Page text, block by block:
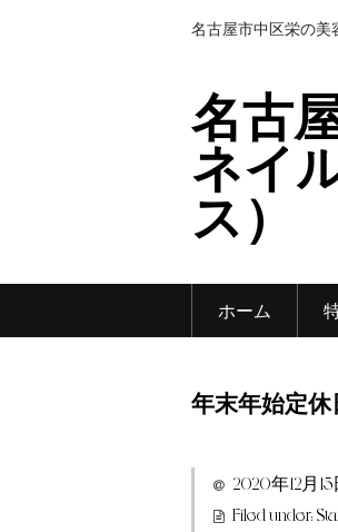
名古屋市中区栄の美
名古
ネイ
ス）
ホーム
年末年始定
2020年12月15
Filed under: